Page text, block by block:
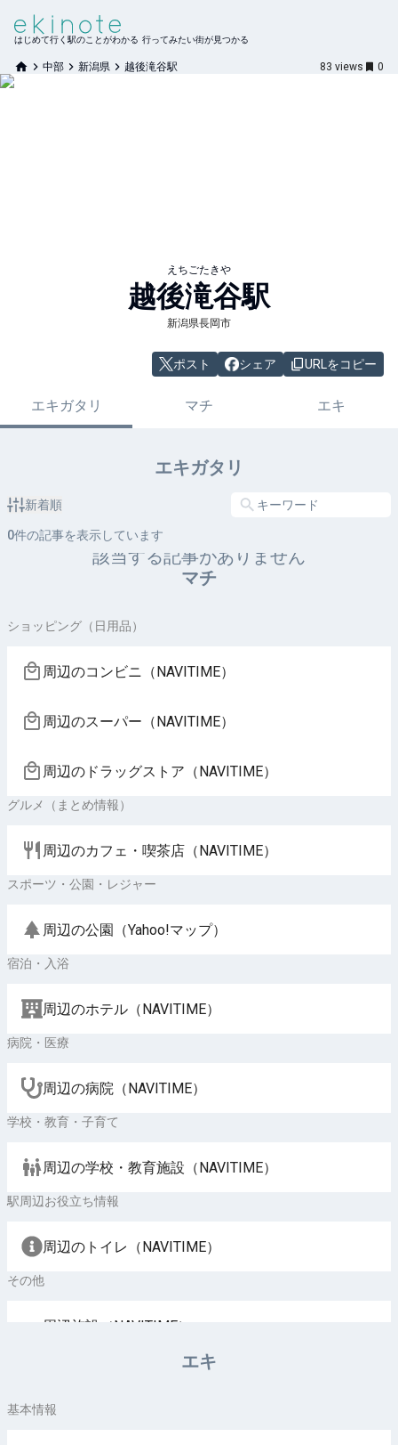
はじめて行く駅のことがわかる 行ってみたい街が見つかる
中部 新潟県 越後滝谷駅 83 views 0
えちごたきや
越後滝谷駅
新潟県長岡市
ポスト シェア URLをコピー
エキガタリ マチ エキ
エキガタリ
新着順
0件の記事を表示しています
該当する記事がありません
マチ
ショッピング（日用品）
周辺のコンビニ（NAVITIME）
周辺のスーパー（NAVITIME）
周辺のドラッグストア（NAVITIME）
グルメ（まとめ情報）
周辺のカフェ・喫茶店（NAVITIME）
スポーツ・公園・レジャー
周辺の公園（Yahoo!マップ）
宿泊・入浴
周辺のホテル（NAVITIME）
病院・医療
周辺の病院（NAVITIME）
学校・教育・子育て
周辺の学校・教育施設（NAVITIME）
駅周辺お役立ち情報
周辺のトイレ（NAVITIME）
その他
周辺施設（NAVITIME）
エキ
基本情報